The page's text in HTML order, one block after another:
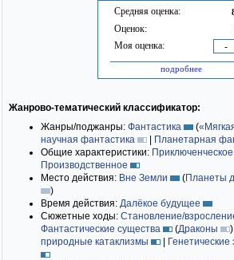
Средняя оценка:
Оценок:
Моя оценка: -
подробнее
Жанрово-тематический классификатор:
Жанры/поджанры: Фантастика (
научная фантастика
| Планетарная
Общие характеристики: Приключенческое
Производственное
Место действия: Вне Земли (Планеты
)
Время действия: Далёкое будущее
Сюжетные ходы: Становление/
Фантастические существа
(Драконы )
природные катаклизмы
|